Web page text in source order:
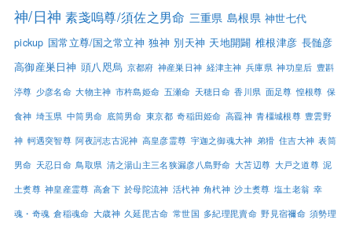
神/日神 素戔嗚尊/須佐之男命 三重県 島根県 神世七代
pickup 国常立尊/国之常立神 独神 別天神 天地開闢 椎根津彦 長髄彦
高御産巣日神 頭八咫烏 京都府 神産巣日神 経津主神 兵庫県 神功皇后 豊斟
渟尊 少彦名命 大物主神 市杵島姫命 五瀬命 天穂日命 香川県 面足尊 惶根尊 保
食神 埼玉県 中筒男命 底筒男命 東京都 奇稲田姫命 高龗神 青橿城根尊 豊雲野
神 軻遇突智尊 阿夜訶志古泥神 高皇彦霊尊 宇迦之御魂大神 弟猾 住吉大神 表筒
男命 天忍日命 鳥取県 清之湯山主三名狭漏彦八島野命 大苫辺尊 大戸之道尊 泥
土煑尊 神皇産霊尊 高倉下 於母陀流神 活杙神 角杙神 沙土煑尊 塩土老翁 幸
魂・奇魂 倉稲魂命 大歳神 久延毘古命 常世国 多紀理毘賣命 野見宿禰命 須勢理